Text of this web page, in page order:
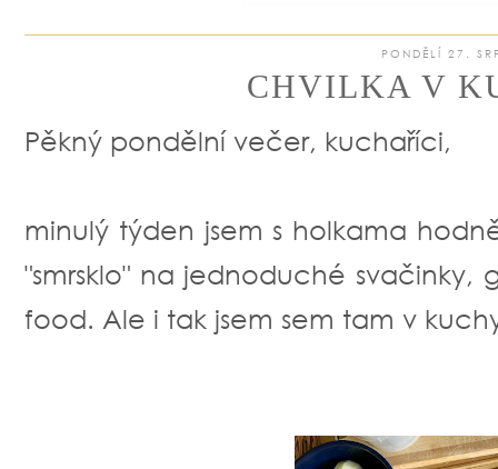
PONDĚLÍ 27.
CHVILKA V
Pěkný pondělní večer, kuchaříci,
minulý týden jsem s holkama
"smrsklo" na jednoduché
food. Ale i tak jsem sem tam v